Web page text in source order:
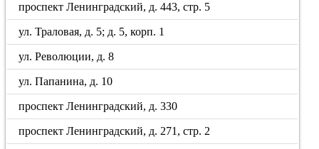
проспект Ленинградский, д. 443, стр. 5
ул. Траловая, д. 5; д. 5, корп. 1
ул. Революции, д. 8
ул. Папанина, д. 10
проспект Ленинградский, д. 330
проспект Ленинградский, д. 271, стр. 2